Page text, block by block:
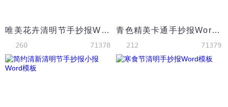
唯美花卉清明节手抄报Word模板
260 71378
青色精美卡通手抄报Word模板
212 71379